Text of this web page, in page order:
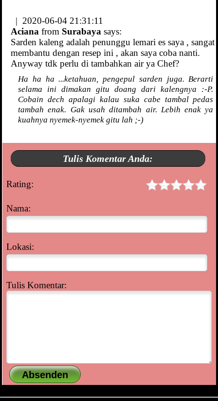
| 2020-06-04 21:31:11
Aciana from Surabaya says:
Sarden kaleng adalah penunggu lemari es saya , sangat
membantu dengan resep ini , akan saya coba nanti.
Anyway tdk perlu di tambahkan air ya Chef?
Ha ha ha ...ketahuan, pengepul sarden juga. Berarti
selama ini dimakan gitu doang dari kalengnya :-P.
Cobain dech apalagi kalau suka cabe tambal pedas
tambah enak. Gak usah ditambah air. Lebih enak ya
kuahnya nyemek-nyemek gitu lah ;-)
Tulis Komentar Anda:
Rating:
Nama:
Lokasi:
Tulis Komentar: